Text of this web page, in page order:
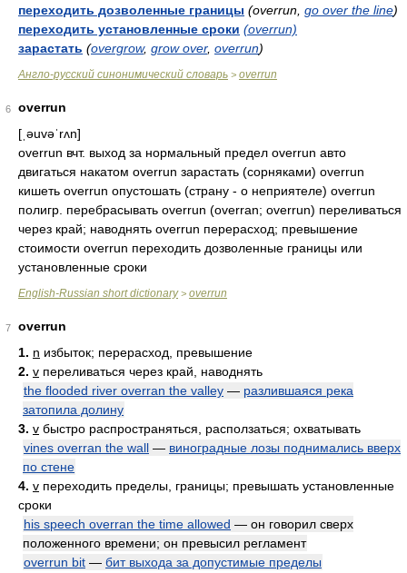
переходить дозволенные границы (overrun, go over the line)
переходить установленные сроки (overrun)
зарастать (overgrow, grow over, overrun)
Англо-русский синонимический словарь > overrun
6
overrun
[ˌəuvəˈrʌn]
overrun вчт. выход за нормальный предел overrun авто
двигаться накатом overrun зарастать (сорняками) overrun
кишеть overrun опустошать (страну - о неприятеле) overrun
полигр. перебрасывать overrun (overran; overrun) переливаться
через край; наводнять overrun перерасход; превышение
стоимости overrun переходить дозволенные границы или
установленные сроки
English-Russian short dictionary> overrun
7
overrun
1. n избыток; перерасход, превышение
2. v переливаться через край, наводнять
the flooded river overran the valley — разлившаяся река
затопила долину
3. v быстро распространяться, расползаться; охватывать
vines overran the wall — виноградные лозы поднимались вверх
по стене
4. v переходить пределы, границы; превышать установленные
сроки
his speech overran the time allowed — он говорил сверх
положенного времени; он превысил регламент
overrun bit — бит выхода за допустимые пределы